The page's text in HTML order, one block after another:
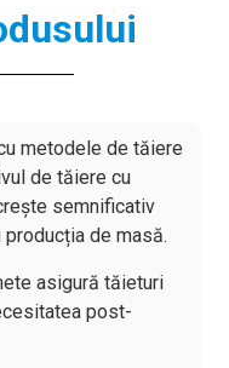
metodele de tăiere
de tăiere cu
semnificativ
de masă.
asigură tăieturi
post-